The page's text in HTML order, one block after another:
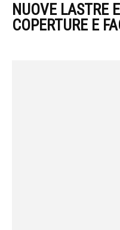
NUOVE LASTRE
COPERTURE E